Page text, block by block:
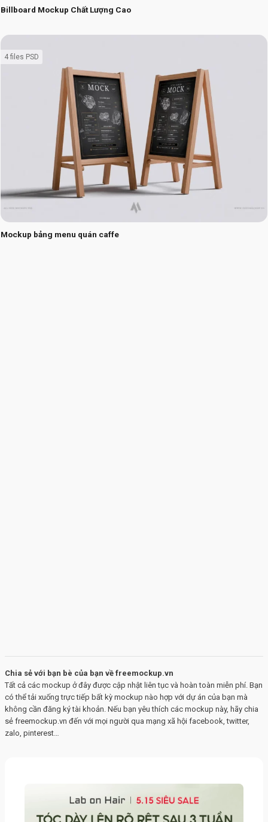
Billboard Mockup Chất Lượng Cao
Mockup bảng menu quán caffe
4 files PSD
Chia sẻ với bạn bè của bạn về freemockup.vn
Tất cả các mockup ở đây được cập nhật liên tục và hoàn toàn miễn phí. Bạn
có thể tải xuống trực tiếp bất kỳ mockup nào hợp với dự án của bạn mà
không cần đăng ký tài khoản. Nếu bạn yêu thích các mockup này, hãy chia
sẻ freemockup.vn đến với mọi người qua mạng xã hội facebook, twitter,
zalo, pinterest…